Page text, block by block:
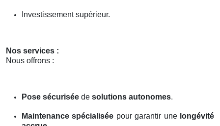
Investissement supérieur.
Nos services :
Nous offrons :
Pose sécurisée de solutions autonomes.
Maintenance spécialisée pour garantir une longévité